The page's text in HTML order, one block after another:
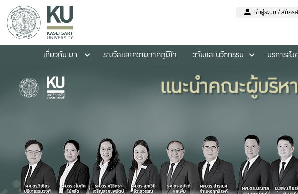
เข้าสู่ระบบ / สมัคร
เกี่ยวกับ มก.
รางวัลและความภาคภูมิใจ วิจัยและนวัตกรรม บริการสัง